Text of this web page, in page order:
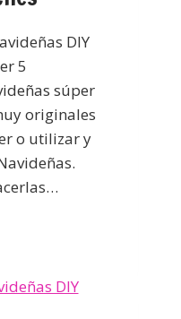
DIY
5
súper
originales
o utilizar y